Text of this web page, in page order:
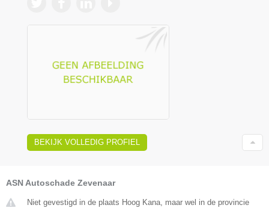
BEKIJK VOLLEDIG PROFIEL
ASN Autoschade Zevenaar
Niet gevestigd in de plaats Hoog Kana, maar wel in de provincie